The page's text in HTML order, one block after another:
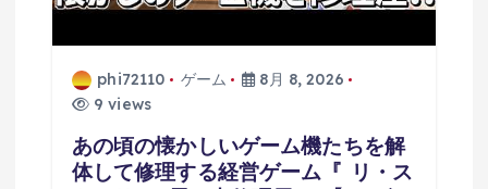
phi72110 ゲーム
8月 8, 2026
9 views
あの頃の懐かしいゲーム機たちを解
体して修理する経営ゲーム『 リ・ス